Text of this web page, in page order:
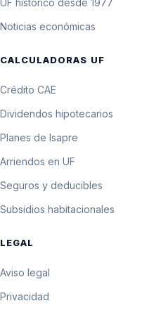
UF histórico desde 1977
Noticias económicas
CALCULADORAS UF
Crédito CAE
Dividendos hipotecarios
Planes de Isapre
Arriendos en UF
Seguros y deducibles
Subsidios habitacionales
LEGAL
Aviso legal
Privacidad